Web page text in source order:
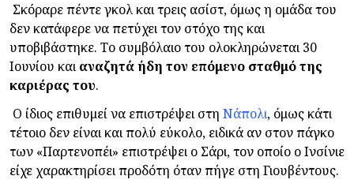
Σκόραρε πέντε γκολ και τρεις ασίστ, όμως η ομάδα του
δεν κατάφερε να πετύχει τον στόχο της και
υποβιβάστηκε. Το συμβόλαιο του ολοκληρώνεται 30
Ιουνίου καιαναζητά ήδη τον επόμενο σταθμό της
καριέρας του.
Ο ίδιος επιθυμεί να επιστρέψει στη Νάπολι, όμως κάτι
τέτοιο δεν είναι και πολύ εύκολο, ειδικά αν στον πάγκο
των «Παρτενοπέι» επιστρέψει ο Σάρι, τον οποίο ο Ινσίνιε
είχε χαρακτηρίσει προδότη όταν πήγε στη Γιουβέντους.